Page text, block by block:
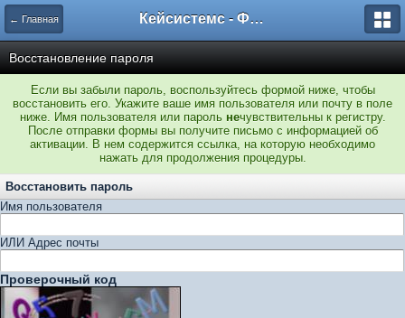
← Главная Кейсистемс - Форумы
Восстановление пароля
Если вы забыли пароль, воспользуйтесь формой ниже, чтобы
восстановить его. Укажите ваше имя пользователя или почту в поле
ниже. Имя пользователя или пароль нечувствительны к регистру.
После отправки формы вы получите письмо с информацией об
активации. В нем содержится ссылка, на которую необходимо
нажать для продолжения процедуры.
Восстановить пароль
Имя пользователя
ИЛИ Адрес почты
Проверочный код